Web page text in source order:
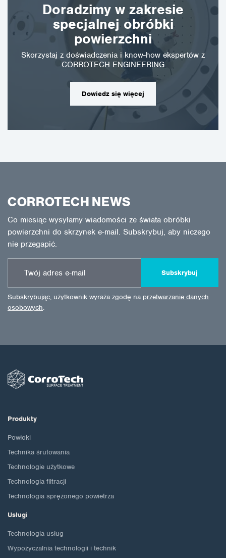
Doradzimy w zakresie
specjalnej obróbki
powierzchni
Skorzystaj z doświadczenia i know-how ekspertów z
CORROTECH ENGINEERING
Dowiedz się więcej
CORROTECH NEWS
Co miesiąc wysyłamy wiadomości ze świata obróbki
powierzchni do skrzynek e-mail. Subskrybuj, aby niczego
nie przegapić.
Subskrybuj
Subskrybując, użytkownik wyraża zgodę na przetwarzanie danych
osobowych.
Produkty
Powłoki
Technika śrutowania
Technologie użytkowe
Technologia filtracji
Technologia sprężonego powietrza
Usługi
Technologia usług
Wypożyczalnia technologii i technik